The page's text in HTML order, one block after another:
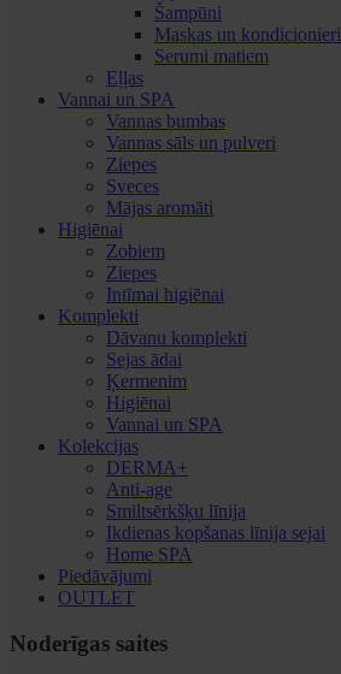
Šampūni
Maskas un kondicionieri
Serumi matiem
Eļļas
Vannai un SPA
Vannas bumbas
Vannas sāls un pulveri
Ziepes
Sveces
Mājas aromāti
Higiēnai
Zobiem
Ziepes
Intīmai higiēnai
Komplekti
Dāvanu komplekti
Sejas ādai
Ķermenim
Higiēnai
Vannai un SPA
Kolekcijas
DERMA+
Anti-age
Smiltsērkšķu līnija
Ikdienas kopšanas līnija sejai
Home SPA
Piedāvājumi
OUTLET
Noderīgas saites